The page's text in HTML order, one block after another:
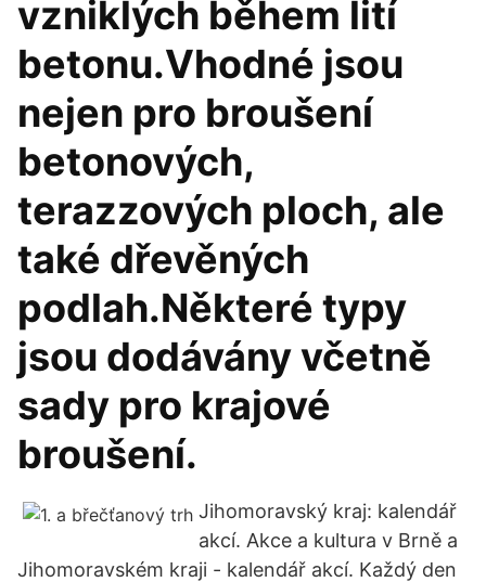
vzniklých během lití
betonu.Vhodné jsou
nejen pro broušení
betonových,
terazzových ploch, ale
také dřevěných
podlah.Některé typy
jsou dodávány včetně
sady pro krajové
broušení.
Jihomoravský kraj: kalendář
akcí. Akce a kultura v Brně a
Jihomoravském kraji - kalendář akcí. Každý den